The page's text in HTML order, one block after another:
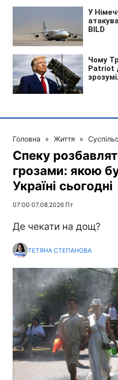
Головна » Життя »
Спеку
грозами: якою
Україні сьогодні
07:00 07.08.2026 Пт
Де чекати на дощ?
ТЕТЯНА СТЕПАНОВА